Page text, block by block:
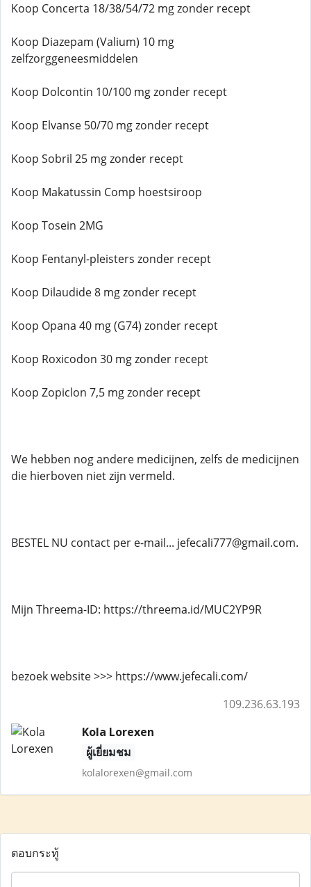
Koop Concerta 18/38/54/72 mg zonder recept
Koop Diazepam (Valium) 10 mg
zelfzorggeneesmiddelen
Koop Dolcontin 10/100 mg zonder recept
Koop Elvanse 50/70 mg zonder recept
Koop Sobril 25 mg zonder recept
Koop Makatussin Comp hoestsiroop
Koop Tosein 2MG
Koop Fentanyl-pleisters zonder recept
Koop Dilaudide 8 mg zonder recept
Koop Opana 40 mg (G74) zonder recept
Koop Roxicodon 30 mg zonder recept
Koop Zopiclon 7,5 mg zonder recept
We hebben nog andere medicijnen, zelfs de medicijnen
die hierboven niet zijn vermeld.
BESTEL NU contact per e-mail... jefecali777@gmail.com.
Mijn Threema-ID: https://threema.id/MUC2YP9R
bezoek website >>> https://www.jefecali.com/
109.236.63.193
Kola Lorexen
ผู้เยี่ยมชม
kolalorexen@gmail.com
ตอบกระทู้